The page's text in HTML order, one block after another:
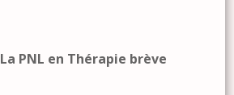
La PNL en Thérapie brève